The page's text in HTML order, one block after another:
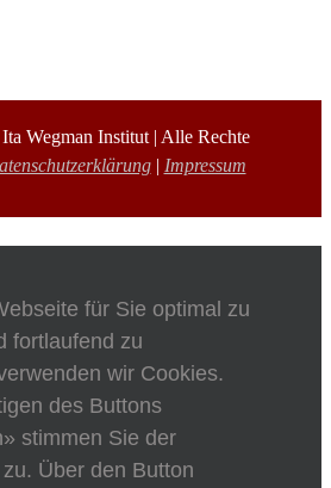
Wegman Institut | Alle Rechte
| Impressum
für Sie optimal zu
fortlaufend zu
wir Cookies.
des Buttons
stimmen Sie der
Über den Button